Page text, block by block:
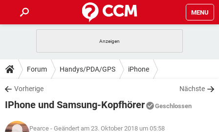
MENU
ANDROID IOS
WINDOWS 10
WHATSAPP TIKTOK
FACEBOOK
TIPPS & TRICKS
SPIELE STREAMING
WHATSAPP TIKTOK
DOWNLOADS
SPIELE STREAMING
ANDROID
SPIELE STREAMING
Forum Handys/PDA/GPS iPhone
Vorherige Nächste
IPhone und Samsung-Kopfhörer Geschlossen
Pearce - Geändert am 23. Oktober 2018 um 05:58